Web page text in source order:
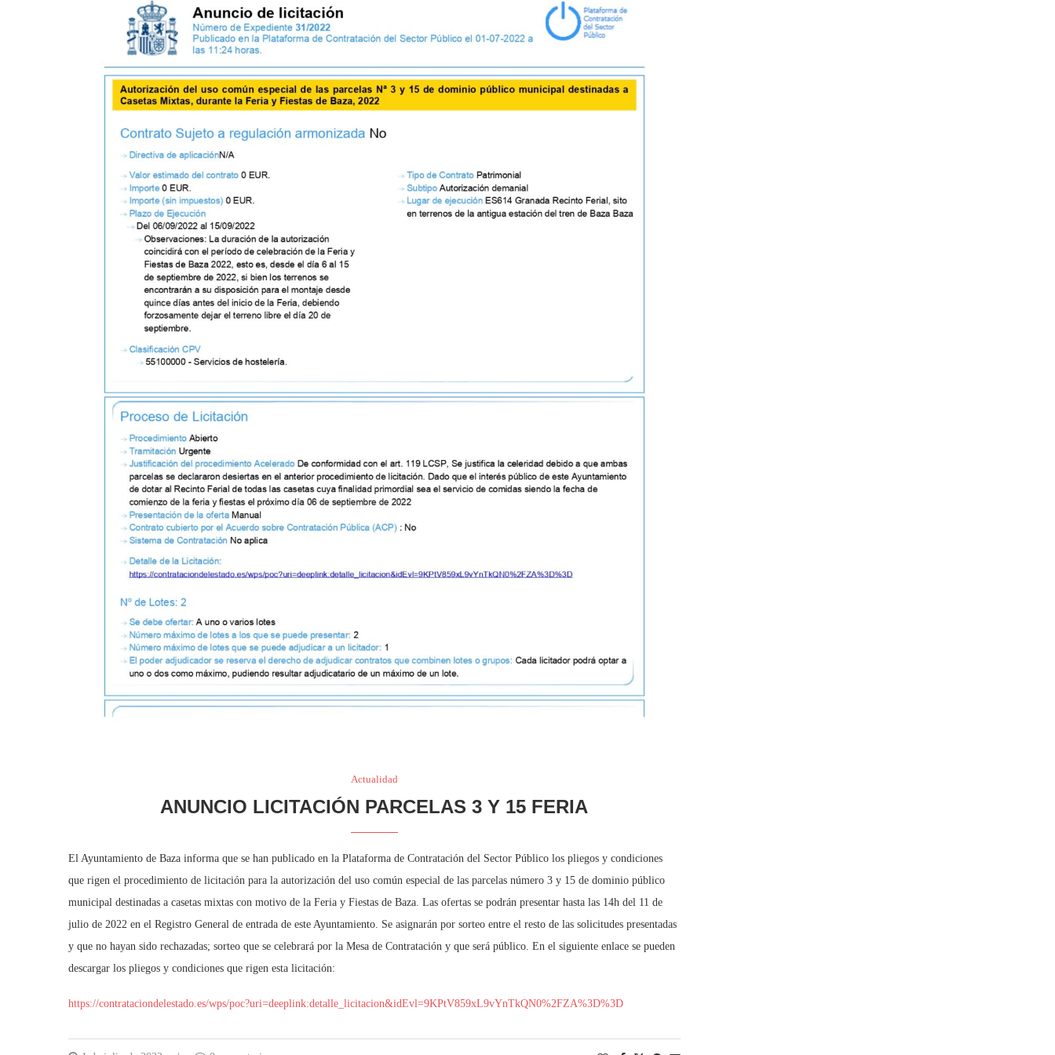
Actualidad
ANUNCIO LICITACIÓN PARCELAS 3 Y 15 FERIA
El Ayuntamiento de Baza informa que se han publicado en la Plataforma de Contratación del Sector Público los pliegos y condiciones
que rigen el procedimiento de licitación para la autorización del uso común especial de las parcelas número 3 y 15 de dominio público
municipal destinadas a casetas mixtas con motivo de la Feria y Fiestas de Baza. Las ofertas se podrán presentar hasta las 14h del 11 de
julio de 2022 en el Registro General de entrada de este Ayuntamiento. Se asignarán por sorteo entre el resto de las solicitudes presentadas
y que no hayan sido rechazadas; sorteo que se celebrará por la Mesa de Contratación y que será público. En el siguiente enlace se pueden
descargar los pliegos y condiciones que rigen esta licitación:
https://contrataciondelestado.es/wps/poc?uri=deeplink:detalle_licitacion&idEvl=9KPtV859xL9vYnTkQN0%2FZA%3D%3D